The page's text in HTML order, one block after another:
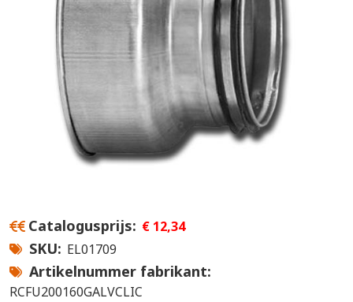
Catalogusprijs € 12,34
SKU EL01709
Artikelnummer fabrikant
RCFU200160GALVCLIC